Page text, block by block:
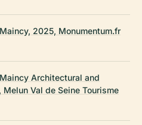
2025, Monumentum.fr
Architectural and
Val de Seine Tourisme